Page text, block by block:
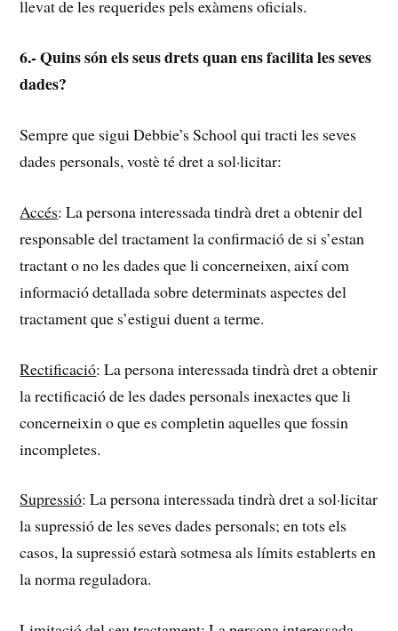
llevat de les requerides pels exàmens oficials.
6.- Quins són els seus drets quan ens facilita les seves
dades?
Sempre que sigui Debbie’s School qui tracti les seves
dades personals, vostè té dret a sol·licitar:
Accés: La persona interessada tindrà dret a obtenir del
responsable del tractament la confirmació de si s’estan
tractant o no les dades que li concerneixen, així com
informació detallada sobre determinats aspectes del
tractament que s’estigui duent a terme.
Rectificació: La persona interessada tindrà dret a obtenir
la rectificació de les dades personals inexactes que li
concerneixin o que es completin aquelles que fossin
incompletes.
Supressió: La persona interessada tindrà dret a sol·licitar
la supressió de les seves dades personals; en tots els
casos, la supressió estarà sotmesa als límits establerts en
la norma reguladora.